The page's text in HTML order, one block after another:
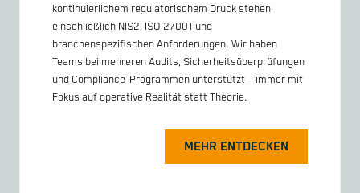
kontinuierlichem regulatorischem Druck stehen,
einschließlich NIS2, ISO 27001 und
branchenspezifischen Anforderungen. Wir haben
Teams bei mehreren Audits, Sicherheitsüberprüfungen
und Compliance-Programmen unterstützt – immer mit
Fokus auf operative Realität statt Theorie.
MEHR ENTDECKEN